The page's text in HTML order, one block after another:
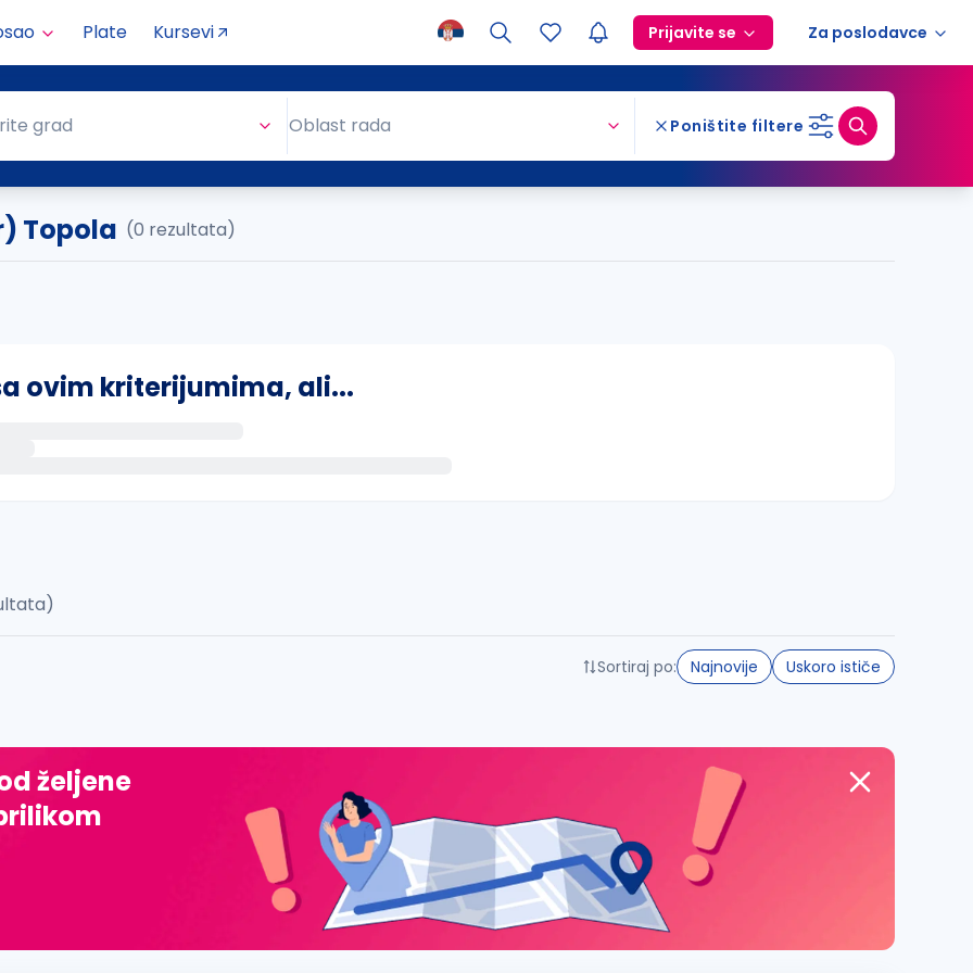
Plate Kursevi Prijavite se Za poslodavce
grad Oblast rada Poništite filtere
Topola (0 rezultata)
ovim kriterijumima, ali...
đ, ž, dž)
Sortiraj po: Najnovije Uskoro ističe
željene